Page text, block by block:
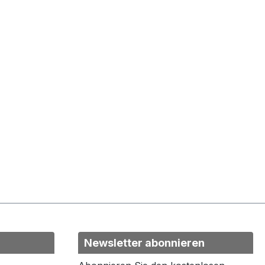
Newsletter abonnieren